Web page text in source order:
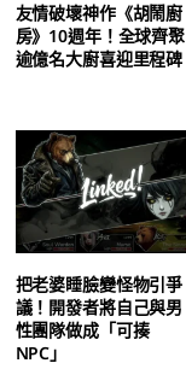
友情破壞神作《胡鬧廚
房》10週年！全球齊聚
逾億名大廚喜迎里程碑
把老婆睡臉變怪物引爭
議！開發者將自己與男
性團隊做成「可揍
NPC」